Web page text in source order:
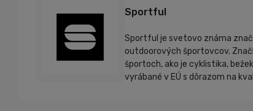
Sportful
Sportful je svetovo známa
outdoorových športovcov.
športoch, ako je cyklistika,
vyrábané v EÚ s dôrazom na